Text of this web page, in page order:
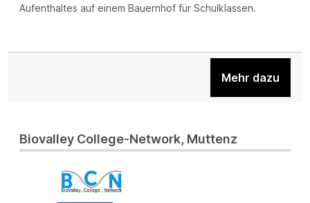
Aufenthaltes auf einem Bauernhof für Schulklassen.
Mehr dazu
Biovalley College-Network, Muttenz